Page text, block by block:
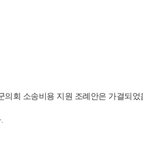
회 소송비용 지원 조례안은 가결되었